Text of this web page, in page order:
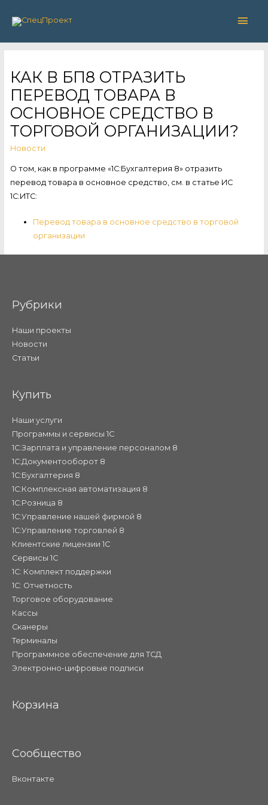
КАК В БП8 ОТРАЗИТЬ
ПЕРЕВОД ТОВАРА В
ОСНОВНОЕ СРЕДСТВО В
ТОРГОВОЙ ОРГАНИЗАЦИИ?
Новости
О том, как в программе «1С:Бухгалтерия 8» отразить
перевод товара в основное средство, см. в статье ИС
1С:ИТС:
Перевод товара в основное средство в торговой
организации
Рубрики
Наши проекты
Новости
Статьи
Купить
Наши услуги
Программы и сервисы 1С
1С:Зарплата и управление персоналом 8
1С:Документооборот 8
1С:Бухгалтерия 8
1С:Комплексная автоматизация 8
1С:Розница 8
1С:Управление нашей фирмой 8
1С:Управление торговлей 8
Клиентские лицензии 1С
Сервисы 1С
1С: Комплект поддержки
1С: Отчетность
Торговое оборудование
Кассы
Сканеры
Терминалы
Программное обеспечение для ТСД
Электронно-цифровые подписи
Корзина
Сообщество
Вконтакте